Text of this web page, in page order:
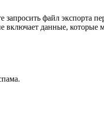
файл экспорта
данные,